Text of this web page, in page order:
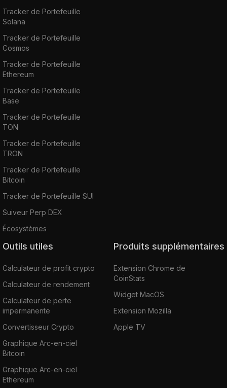
Tracker de Portefeuille
Solana
Tracker de Portefeuille
Cosmos
Tracker de Portefeuille
Ethereum
Tracker de Portefeuille
Base
Tracker de Portefeuille
TON
Tracker de Portefeuille
TRON
Tracker de Portefeuille
Bitcoin
Tracker de Portefeuille SUI
Suiveur Perp DEX
Écosystèmes
Outils utiles
Calculateur de profit crypto
Calculateur de rendement
Calculateur de perte
impermanente
Convertisseur Crypto
Graphique Arc-en-ciel
Bitcoin
Graphique Arc-en-ciel
Ethereum
Produits supplémentaires
Extension Chrome de
CoinStats
Widget MacOS
Extension Mozilla
Apple TV